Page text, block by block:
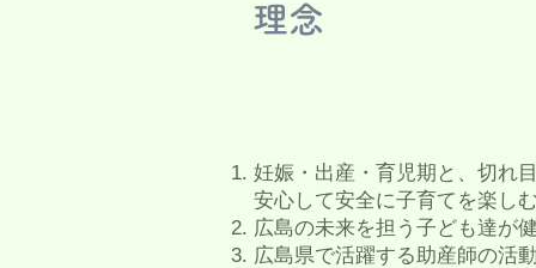
理念
妊娠・出産・育児期と、切れ
安心して安全に子育てを楽し
広島の未来を担う子ども達が
広島県で活躍する助産師の活